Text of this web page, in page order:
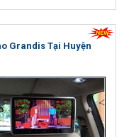
Grandis Tại Huyện